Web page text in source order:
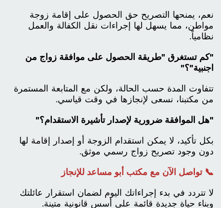
نعم، يمنحها التصريح حق الحصول على إقامة زوجة
مواطن، مما يسهل لها إجراءات نقل الكفالة والعمل
نظامياً.
"كم تستغرق "طريقة الحصول على موافقة زواج من
اجنبية"؟"
تتفاوت المدة حسب الحالة، ولكن مع المتابعة المستمرة
من مكتبنا، نسعى لإنجازها في وقت قياسي.
"هل الموافقة ضرورية لإصدار تأشيرة الاستقدام؟"
بكل تأكيد، لا يمكن استقدام الزوجة أو إصدار إقامة لها
دون وجود تصريح زواج رسمي موثق.
📞 تواصل الآن مع مكتب أبو مساعد للإنجاز
لا تتردد في بدء إجراءاتك اليوم لضمان استقرار عائلتك
وبناء حياة جديدة قائمة على أسس قانونية متينة.